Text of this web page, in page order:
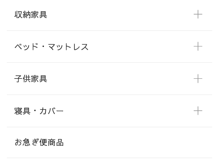
収納家具
ベッド・マットレス
子供家具
寝具・カバー
お急ぎ便商品